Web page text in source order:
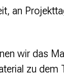
an
wir das
zu dem